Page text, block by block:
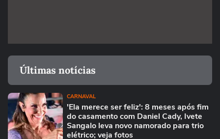
Últimas notícias
CARNAVAL
'Ela merece ser feliz': 8 meses após fim
do casamento com Daniel Cady, Ivete
Sangalo leva novo namorado para trio
elétrico; veja fotos